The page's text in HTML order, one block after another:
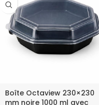
Boîte Octaview 230×230
mm noire 1000 ml avec